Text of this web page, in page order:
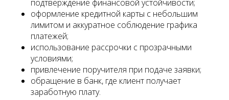
подтверждение финансовой устойчивости;
оформление кредитной карты с небольшим
лимитом и аккуратное соблюдение графика
платежей;
использование рассрочки с прозрачными
условиями;
привлечение поручителя при подаче заявки;
обращение в банк, где клиент получает
заработную плату.